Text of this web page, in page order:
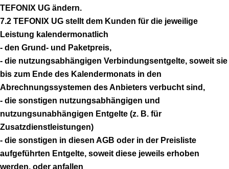
TEFONIX UG ändern.
7.2 TEFONIX UG stellt dem Kunden für die jeweilige
Leistung kalendermonatlich
- den Grund- und Paketpreis,
- die nutzungsabhängigen Verbindungsentgelte, soweit sie
bis zum Ende des Kalendermonats in den
Abrechnungssystemen des Anbieters verbucht sind,
- die sonstigen nutzungsabhängigen und
nutzungsunabhängigen Entgelte (z. B. für
Zusatzdienstleistungen)
- die sonstigen in diesen AGB oder in der Preisliste
aufgeführten Entgelte, soweit diese jeweils erhoben
werden, oder anfallen